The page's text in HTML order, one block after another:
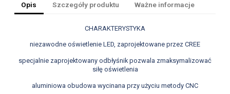
Opis Szczegóły produktu Ważne informacje
CHARAKTERYSTYKA
niezawodne oświetlenie LED, zaprojektowane przez CREE
specjalnie zaprojektowany odbłyśnik pozwala zmaksymalizować
siłę oświetlenia
aluminiowa obudowa wycinana przy użyciu metody CNC